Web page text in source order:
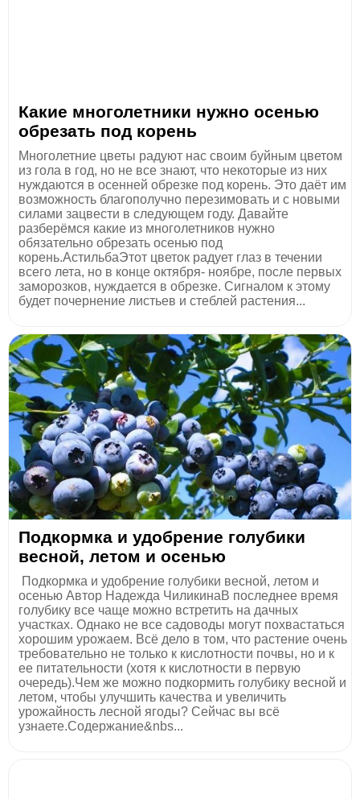
Какие многолетники нужно осенью
обрезать под корень
Многолетние цветы радуют нас своим буйным цветом
из гола в год, но не все знают, что некоторые из них
нуждаются в осенней обрезке под корень. Это даёт им
возможность благополучно перезимовать и с новыми
силами зацвести в следующем году. Давайте
разберёмся какие из многолетников нужно
обязательно обрезать осенью под
корень.АстильбаЭтот цветок радует глаз в течении
всего лета, но в конце октября- ноябре, после первых
заморозков, нуждается в обрезке. Сигналом к этому
будет почернение листьев и стеблей растения...
Подкормка и удобрение голубики
весной, летом и осенью
Подкормка и удобрение голубики весной, летом и
осенью Автор Надежда ЧиликинаВ последнее время
голубику все чаще можно встретить на дачных
участках. Однако не все садоводы могут похвастаться
хорошим урожаем. Всё дело в том, что растение очень
требовательно не только к кислотности почвы, но и к
ее питательности (хотя к кислотности в первую
очередь).Чем же можно подкормить голубику весной и
летом, чтобы улучшить качества и увеличить
урожайность лесной ягоды? Сейчас вы всё
узнаете.Содержание&nbs...